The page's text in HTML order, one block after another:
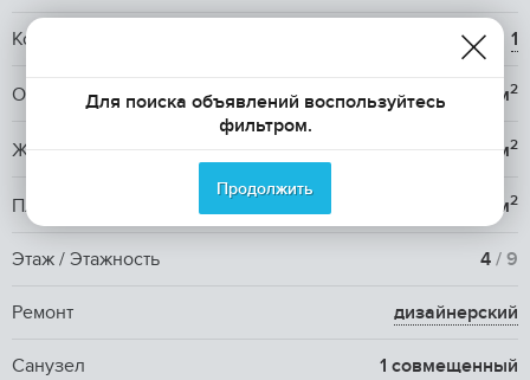
Количество комнат 1
Общая площадь 30 м2
Жилая площадь 15.2 м2
Площадь кухни 9 м2
Этаж / Этажность 4 / 9
Ремонт дизайнерский
Санузел 1 совмещенный
Для поиска объявлений воспользуйтесь
фильтром.
Продолжить